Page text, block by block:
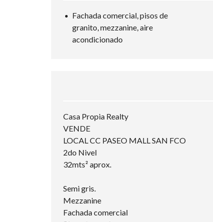
Fachada comercial, pisos de
granito, mezzanine, aire
acondicionado
Casa Propia Realty
VENDE
LOCAL CC PASEO MALL SAN FCO
2do Nivel
32mts² aprox.
Semi gris.
Mezzanine
Fachada comercial